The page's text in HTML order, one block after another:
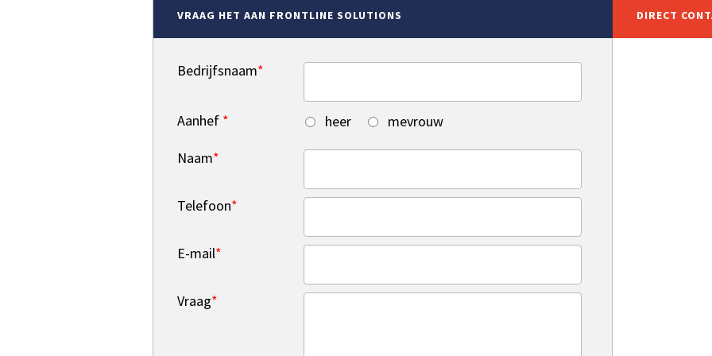
VRAAG HET AAN FRONTLINE SOLUTIONS
Bedrijfsnaam*
Aanhef * heer
mevrouw
Naam*
Telefoon*
E-mail*
Vraag*
DIRECT